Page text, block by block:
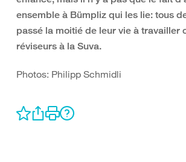
ensemble à Bümpliz qui les lie: tous
passé la moitié de leur vie à travailler
réviseurs à la Suva.
Photos: Philipp Schmidli